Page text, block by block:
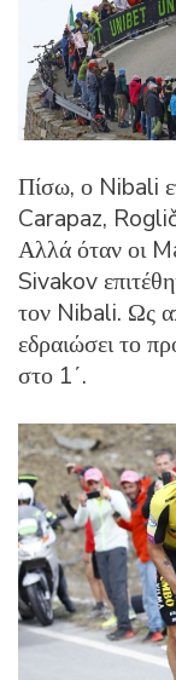
Πίσω, ο Nibali
Carapaz,
Αλλά όταν οι
Sivakov
τον Nibali. Ως
εδραιώσει το
στο 1΄.